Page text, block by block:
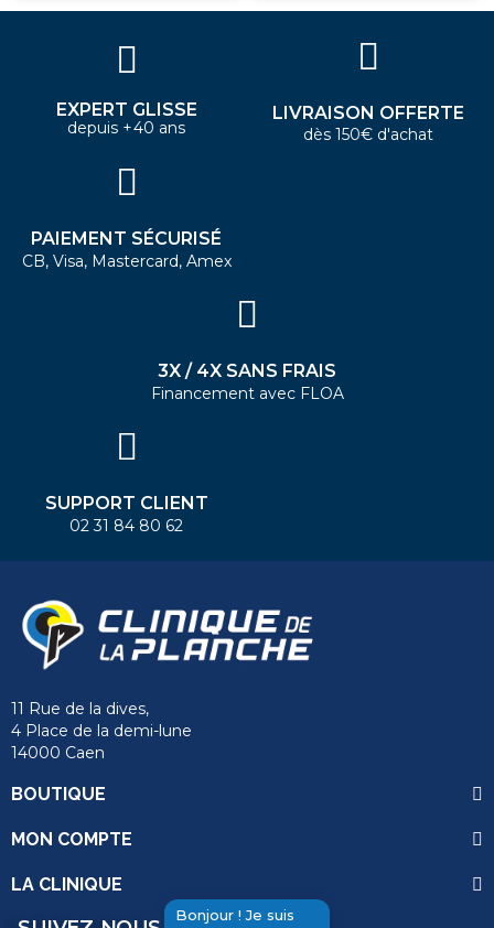
Bonjour ! Je suis
EXPERT GLISSE
depuis +40 ans
LIVRAISON OFFERTE
dès 150€ d'achat
PAIEMENT SÉCURISÉ
CB, Visa, Mastercard, Amex
3X / 4X SANS FRAIS
Financement avec FLOA
SUPPORT CLIENT
02 31 84 80 62
11 Rue de la dives,
4 Place de la demi-lune
14000 Caen
BOUTIQUE
MON COMPTE
LA CLINIQUE